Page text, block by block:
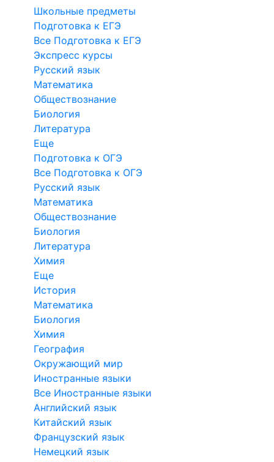
Школьные предметы
Подготовка к ЕГЭ
Все Подготовка к ЕГЭ
Экспресс курсы
Русский язык
Математика
Обществознание
Биология
Литература
Еще
Подготовка к ОГЭ
Все Подготовка к ОГЭ
Русский язык
Математика
Обществознание
Биология
Литература
Химия
Еще
История
Математика
Биология
Химия
География
Окружающий мир
Иностранные языки
Все Иностранные языки
Английский язык
Китайский язык
Французский язык
Немецкий язык